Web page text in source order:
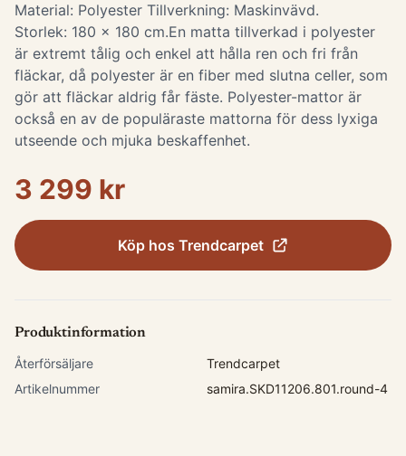
Material: Polyester Tillverkning: Maskinvävd.
Storlek: 180 x 180 cm. ​ En matta tillverkad i polyester
är extremt tålig och enkel att hålla ren och fri från
fläckar, då polyester är en fiber med slutna celler, som
gör att fläckar aldrig får fäste. Polyester-mattor är
också en av de populäraste mattorna för dess lyxiga
utseende och mjuka beskaffenhet.
3 299 kr
Köp hos Trendcarpet
Produktinformation
Återförsäljare
Trendcarpet
Artikelnummer
samira.SKD11206.801.round-4